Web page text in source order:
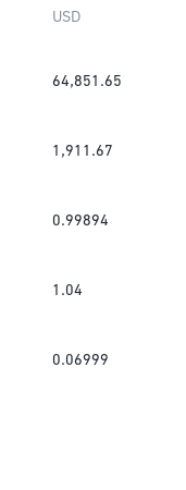
USD
64,851.65
1,911.67
0.99894
1.04
0.06999